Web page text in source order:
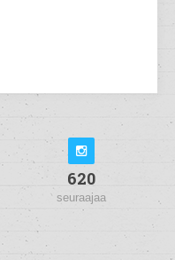
620
seuraajaa